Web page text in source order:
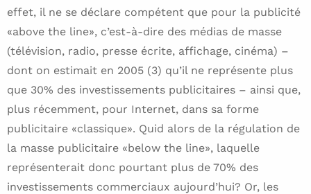
effet, il ne se déclare compétent que pour la publicité
«above the line», c’est-à-dire des médias de masse
(télévision, radio, presse écrite, affichage, cinéma) –
dont on estimait en 2005 (3) qu’il ne représente plus
que 30% des investissements publicitaires – ainsi que,
plus récemment, pour Internet, dans sa forme
publicitaire «classique». Quid alors de la régulation de
la masse publicitaire «below the line», laquelle
représenterait donc pourtant plus de 70% des
investissements commerciaux aujourd’hui? Or, les